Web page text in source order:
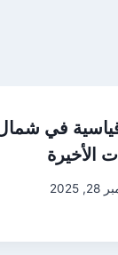
في
الأخيرة
2025